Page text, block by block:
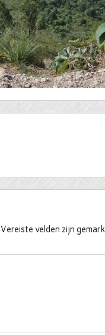
Vereiste velden zijn